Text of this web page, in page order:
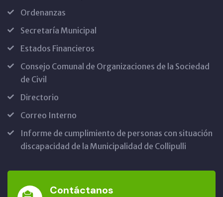
Ordenanzas
Secretaría Municipal
Estados Financieros
Consejo Comunal de Organizaciones de la Sociedad
de Civil
Directorio
Correo Interno
Informe de cumplimiento de personas con situación
discapacidad de la Municipalidad de Collipulli
Contáctanos